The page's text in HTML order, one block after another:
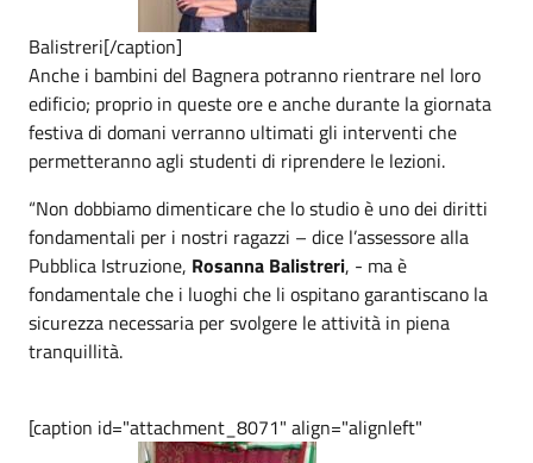
Balistreri[/caption]
Anche i bambini del Bagnera potranno rientrare nel loro
edificio; proprio in queste ore e anche durante la giornata
festiva di domani verranno ultimati gli interventi che
permetteranno agli studenti di riprendere le lezioni.
“Non dobbiamo dimenticare che lo studio è uno dei diritti
fondamentali per i nostri ragazzi – dice l’assessore alla
Pubblica Istruzione, Rosanna Balistreri, - ma è
fondamentale che i luoghi che li ospitano garantiscano la
sicurezza necessaria per svolgere le attività in piena
tranquillità.
[caption id="attachment_8071" align="alignleft"